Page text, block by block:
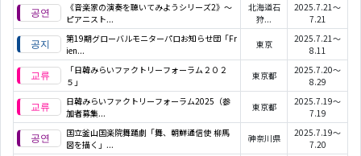
《音楽家の演奏を聴いてみようシリーズ2》〜
ピアニスト...
北海道石
狩...
2025.7.21～
7.21
第19期グローバルモニターパロお知らせ団「Fr
ien...
東京
2025.7.21～
8.11
「日韓みらいファクトリーフォーラム２０２
５」
東京都
2025.7.20～
8.29
日韓みらいファクトリーフォーラム2025（参
加者募集...
東京都
2025.7.19～
7.19
国立釜山国楽院舞踊劇「舞、朝鮮通信使 柳馬
図を描く」...
神奈川県
2025.7.19～
7.20